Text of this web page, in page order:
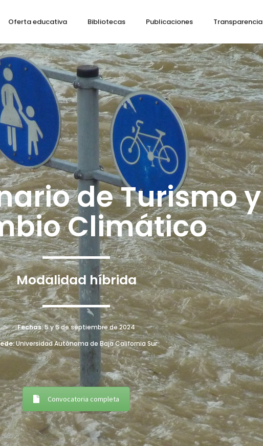
Oferta educativa Bibliotecas Publicaciones Transparencia
de Turismo y
Climático
Modalidad híbrida
Fechas:5 y 6 de septiembre de 2024
Universidad Autónoma de Baja California Sur
Convocatoria completa